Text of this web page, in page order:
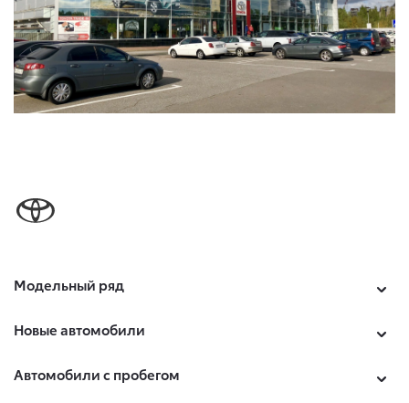
Модельный ряд
Новые автомобили
Автомобили с пробегом